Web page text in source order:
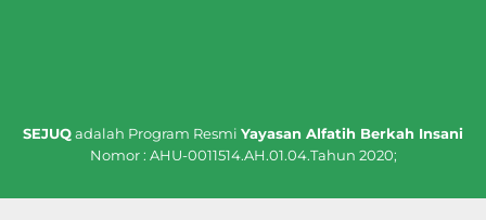
SEJUQadalah Program Resmi Yayasan Alfatih Berkah Insani
Nomor : AHU-0011514.AH.01.04.Tahun 2020;